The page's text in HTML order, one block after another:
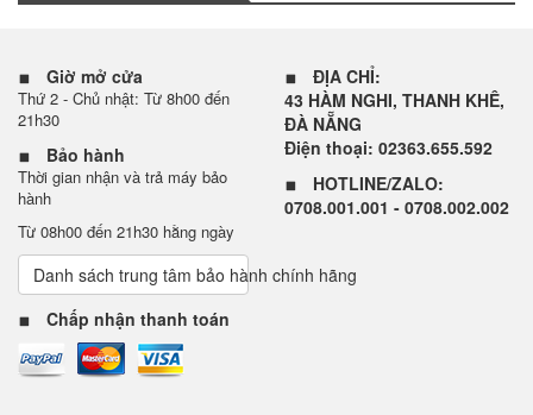
Giờ mở cửa
Thứ 2 - Chủ nhật: Từ 8h00 đến
21h30
Bảo hành
Thời gian nhận và trả máy bảo
hành
Từ 08h00 đến 21h30 hằng ngày
Danh sách trung tâm bảo hành chính hãng
Chấp nhận thanh toán
ĐỊA CHỈ:
43 HÀM NGHI, THANH KHÊ,
ĐÀ NẴNG
Điện thoại: 02363.655.592
HOTLINE/ZALO:
0708.001.001 - 0708.002.002